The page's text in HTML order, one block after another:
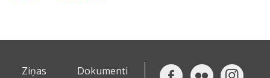
Ziņas
Dokumenti